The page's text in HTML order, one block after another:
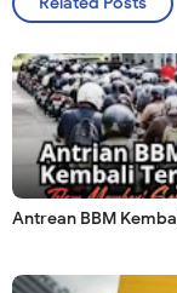
Antrean BBM